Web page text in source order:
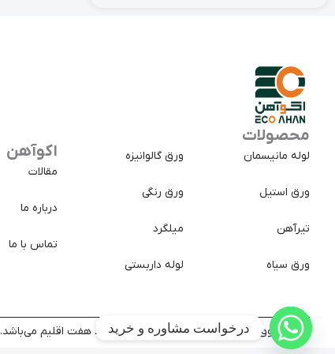
محصولات
لوله مانیسمان
ورق استیل
تیرآهن
ورق سیاه
ورق گالوانیزه
ورق رنگی
میلگرد
لوله داربستی
اکوآهن
مقالات
درباره ما
تماس با ما
کلیه حقوق سایت متعلق به شرکت تجارت پولاد هفت اقلیم می‌باشد.
درخواست مشاوره و خرید